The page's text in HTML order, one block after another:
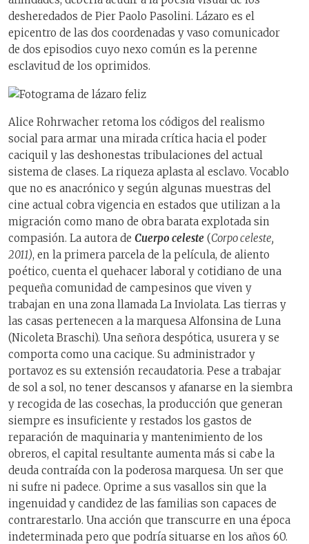
desheredados de Pier Paolo Pasolini. Lázaro es el
epicentro de las dos coordenadas y vaso comunicador
de dos episodios cuyo nexo común es la perenne
esclavitud de los oprimidos.
Alice Rohrwacher retoma los códigos del realismo
social para armar una mirada crítica hacia el poder
caciquil y las deshonestas tribulaciones del actual
sistema de clases. La riqueza aplasta al esclavo. Vocablo
que no es anacrónico y según algunas muestras del
cine actual cobra vigencia en estados que utilizan a la
migración como mano de obra barata explotada sin
compasión. La autora de Cuerpo celeste (Corpo celeste,
2011), en la primera parcela de la película, de aliento
poético, cuenta el quehacer laboral y cotidiano de una
pequeña comunidad de campesinos que viven y
trabajan en una zona llamada La Inviolata. Las tierras y
las casas pertenecen a la marquesa Alfonsina de Luna
(Nicoleta Braschi). Una señora despótica, usurera y se
comporta como una cacique. Su administrador y
portavoz es su extensión recaudatoria. Pese a trabajar
de sol a sol, no tener descansos y afanarse en la siembra
y recogida de las cosechas, la producción que generan
siempre es insuficiente y restados los gastos de
reparación de maquinaria y mantenimiento de los
obreros, el capital resultante aumenta más si cabe la
deuda contraída con la poderosa marquesa. Un ser que
ni sufre ni padece. Oprime a sus vasallos sin que la
ingenuidad y candidez de las familias son capaces de
contrarestarlo. Una acción que transcurre en una época
indeterminada pero que podría situarse en los años 60.